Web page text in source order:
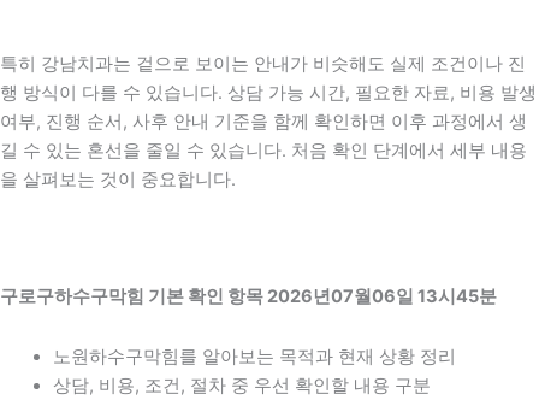
특히 강남치과는 겉으로 보이는 안내가 비슷해도 실제 조건이나 진
행 방식이 다를 수 있습니다. 상담 가능 시간, 필요한 자료, 비용 발생
여부, 진행 순서, 사후 안내 기준을 함께 확인하면 이후 과정에서 생
길 수 있는 혼선을 줄일 수 있습니다. 처음 확인 단계에서 세부 내용
을 살펴보는 것이 중요합니다.
구로구하수구막힘 기본 확인 항목 2026년07월06일 13시45분
노원하수구막힘를 알아보는 목적과 현재 상황 정리
상담, 비용, 조건, 절차 중 우선 확인할 내용 구분